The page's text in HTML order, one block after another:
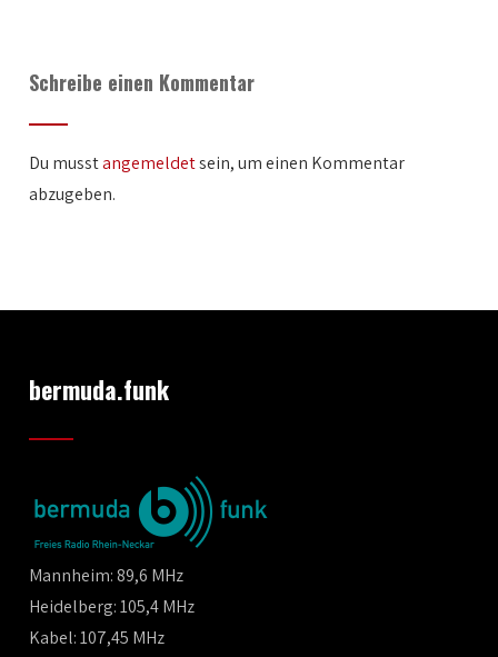
Schreibe einen Kommentar
Du musstangemeldetsein, um einen Kommentar
abzugeben.
bermuda.funk
Mannheim: 89,6 MHz
Heidelberg: 105,4 MHz
Kabel: 107,45 MHz